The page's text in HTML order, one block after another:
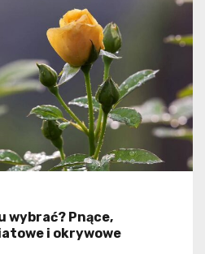
wybrać? Pnące,
i okrywowe